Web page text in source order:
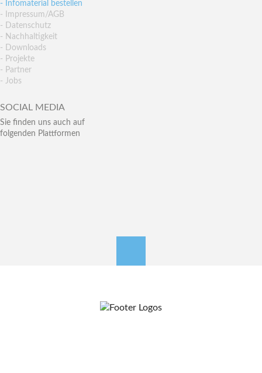
- Infomaterial bestellen
- Impressum/AGB
- Datenschutz
- Nachhaltigkeit
- Downloads
- Projekte
- Partner
- Jobs
SOCIAL MEDIA
Sie finden uns auch auf
folgenden Plattformen